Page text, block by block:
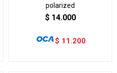
polarized
$ 14.000
$ 11.200